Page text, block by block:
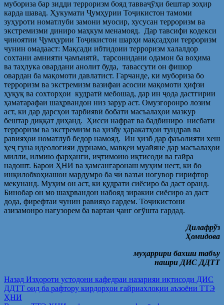
мубориза бар зидди терроризм бояд тавваҷўҳи бештар зоҳир
карда шавад. Ҳукумати Ҷумҳурии Тоҷикистон тамоми
зуҳуроти номатлуби замони муосир, хусусан терроризм ва
экстремизми диниро маҳкум менамояд. Дар тавсифи кодекси
ҷиноятии Ҷумҳурии Тоҷикистон шарҳи мақсадҳои терроризм
чунин омадааст: Мақсади ибтидоии терроризм халалдор
сохтани амнияти ҷамъиятӣ, тарсонидани одамон ба воҳима
ва таҳлука овардани анолит буда, тавассути он фишор
овардан ба мақомоти давлатист. Гарчанде, ки мубориза бо
терроризм ва экстремизм вазифаи асосии мақомоти ҳифзи
ҳуқуқ ва сохторҳои кудратӣ мебошад, дар ин ҷода дастгирии
ҳаматарафаи шаҳрвандон низ зарур аст. Омузгоронро лозим
аст, ки дар дарсҳои тарбиявӣ бобати масъалаҳои мазкур
бештар диққат диҳанд. Ҳисси нафрат ва бадбиниро нисбати
терроризм ва экстремизм ва ҳизбу ҳаракатҳои тундрав ва
равияҳои номатлуб бедор намояд. Ин ҳизб дар фаъолияти хеш
ҳеҷ гуна идеологияи дурнамо, мавқеи муайяне дар масъалаҳои
миллӣ, илмию фарҳангӣ, иҷтимоию иқтисодӣ ва ғайра
надошт. Барои ҲНИ ва ҳамсангаронаш муҳим нест, ки бо
инқилобхоҳиашон мардумро ба чӣ вазъи ногувор гирифтор
мекунанд. Муҳим он аст, ки қудрати сиёсиро ба даст оранд.
Бинобар он мо шаҳрвандон набояд зиракии сиёсиро аз даст
дода, фирефтаи чунин равияҳо гардем. Тоҷикистони
азизамонро нагузорем ба вартаи ҷанг оғўшта гардад.
Дилафрўз
Ҳомидова
муҳаррири бахши табъу
нашри ДИС ДДТТ
Post
navigation
Назад Предыдущая
запись:
Изҳороти устодони кафедраи назарияи иқтисоди ДИС
ДДТТ оид ба рафтору кирдорҳои ғайриахлоқии аъзоёни ТТЭ
ҲНИ